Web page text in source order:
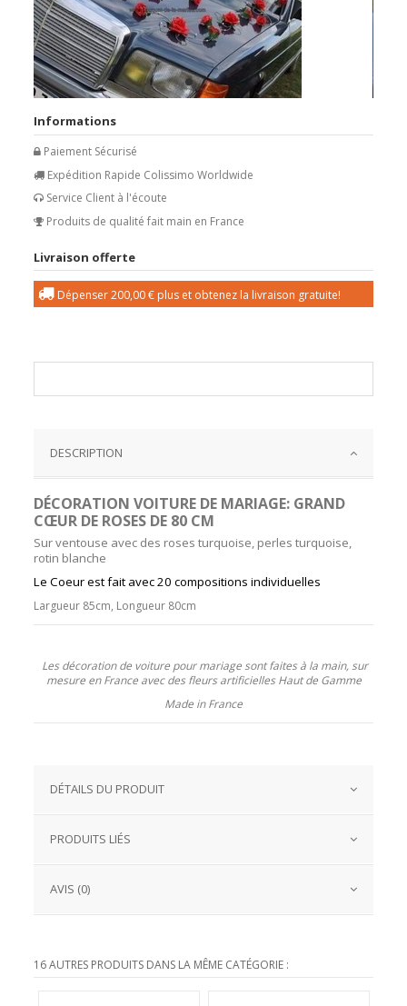
Informations
Paiement Sécurisé
Expédition Rapide Colissimo Worldwide
Service Client à l'écoute
Produits de qualité fait main en France
Livraison offerte
Dépenser200,00 € plus et obtenez la livraison gratuite!
DESCRIPTION
DÉCORATION VOITURE DE MARIAGE: GRAND
CŒUR DE ROSES DE 80 CM
Sur ventouse avec des roses turquoise, perles turquoise,
rotin blanche
Le Coeur est fait avec 20 compositions individuelles
Largueur 85cm, Longueur 80cm
Les décoration de voiture pour mariage sont faites à la main, sur
mesure en France avec des fleurs artificielles Haut de Gamme
Made in France
DÉTAILS DU PRODUIT
PRODUITS LIÉS
AVIS (0)
16 AUTRES PRODUITS DANS LA MÊME CATÉGORIE :